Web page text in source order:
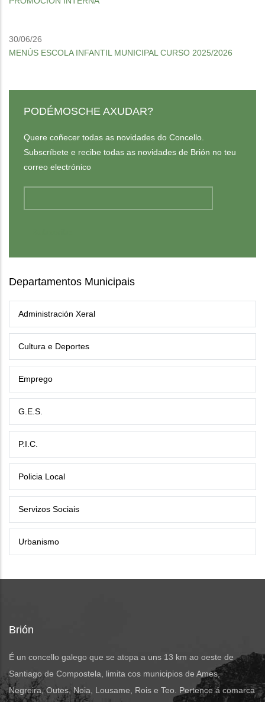
30/06/26
MENÚS ESCOLA INFANTIL MUNICIPAL CURSO 2025/2026
PODÉMOSCHE AXUDAR?
Quere coñecer todas as novidades do Concello.
Subscríbete e recibe todas as novidades de Brión no teu
correo electrónico
Departamentos Municipais
Administración Xeral
Cultura e Deportes
Emprego
G.E.S.
P.I.C.
Policia Local
Servizos Sociais
Urbanismo
Brión
É un concello galego que se atopa a uns 13 km ao oeste de
Santiago de Compostela, limita cos municipios de Ames,
Negreira, Outes, Noia, Lousame, Rois e Teo. Pertence á comarca